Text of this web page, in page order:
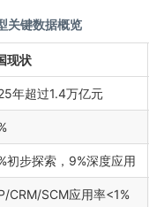
关键数据概览
现状
年超过1.4万亿元
初步探索，9%深度应用
CRM/SCM应用率<1%